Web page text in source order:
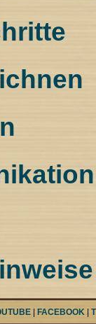
| FACEBOOK |